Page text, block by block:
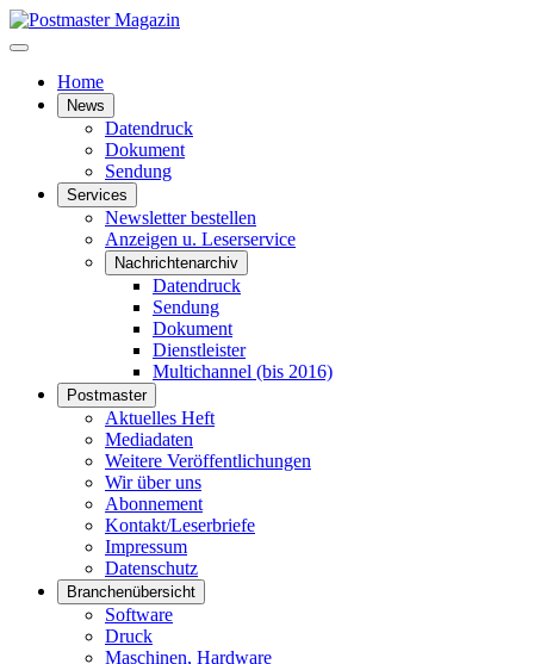
Home
News
Datendruck
Dokument
Sendung
Services
Newsletter bestellen
Anzeigen u. Leserservice
Nachrichtenarchiv
Datendruck
Sendung
Dokument
Dienstleister
Multichannel (bis 2016)
Postmaster
Aktuelles Heft
Mediadaten
Weitere Veröffentlichungen
Wir über uns
Abonnement
Kontakt/Leserbriefe
Impressum
Datenschutz
Branchenübersicht
Software
Druck
Maschinen, Hardware